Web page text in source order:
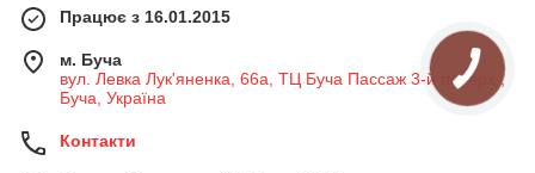
Працює з 16.01.2015
м. Буча
вул. Левка Лук'яненка, 66а, ТЦ Буча Пассаж 3-й поверх ,
Буча, Україна
Контакти